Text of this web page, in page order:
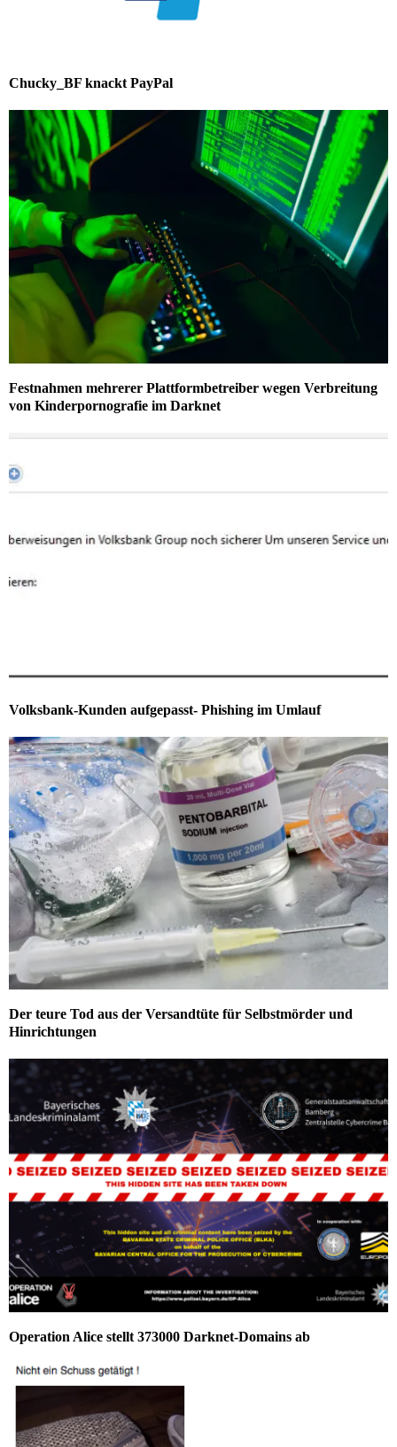
Chucky_BF knackt PayPal
Festnahmen mehrerer Plattformbetreiber wegen Verbreitung
von Kinderpornografie im Darknet
Volksbank-Kunden aufgepasst- Phishing im Umlauf
Der teure Tod aus der Versandtüte für Selbstmörder und
Hinrichtungen
Operation Alice stellt 373000 Darknet-Domains ab